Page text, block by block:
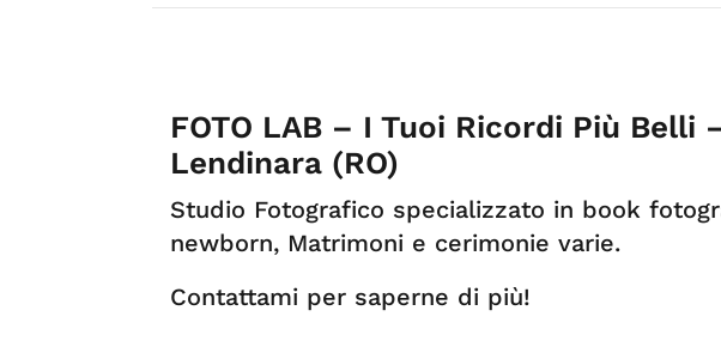
FOTO LAB – I Tuoi Ricordi Più Belli
Lendinara (RO)
Studio Fotografico specializzato in book
newborn, Matrimoni e cerimonie varie.
Contattami per saperne di più!